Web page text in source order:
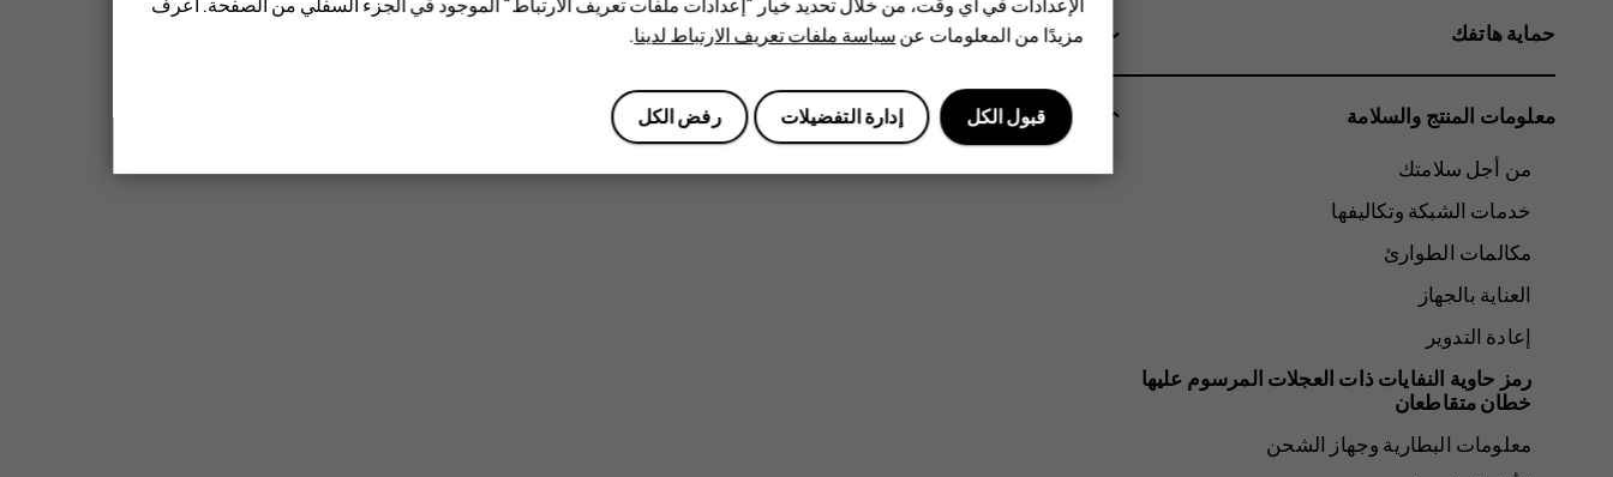
حماية هاتفك
معلومات المنتج والسلامة
من أجل سلامتك
خدمات الشبكة وتكاليفها
مكالمات الطوارئ
العناية بالجهاز
إعادة التدوير
رمز حاوية النفايات ذات العجلات المرسوم عليها
خطان متقاطعان
معلومات البطارية وجهاز الشحن
مزيدًا من المعلومات عنسياسة ملفات تعريف الارتباط لدينا.
رفض الكل إدارة التفضيلات قبول الكل